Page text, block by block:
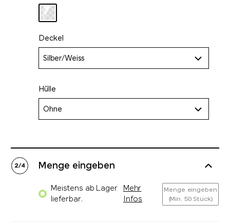
Deckel
Silber/Weiss
Hülle
Ohne
2/4 Menge eingeben
Meistens ab Lager
lieferbar.
Mehr
Infos
Menge eingeben
(Min. 50 Stück)